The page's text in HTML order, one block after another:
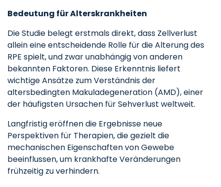
Bedeutung für Alterskrankheiten
Die Studie belegt erstmals direkt, dass Zellverlust
allein eine entscheidende Rolle für die Alterung des
RPE spielt, und zwar unabhängig von anderen
bekannten Faktoren. Diese Erkenntnis liefert
wichtige Ansätze zum Verständnis der
altersbedingten Makuladegeneration (AMD), einer
der häufigsten Ursachen für Sehverlust weltweit.
Langfristig eröffnen die Ergebnisse neue
Perspektiven für Therapien, die gezielt die
mechanischen Eigenschaften von Gewebe
beeinflussen, um krankhafte Veränderungen
frühzeitig zu verhindern.